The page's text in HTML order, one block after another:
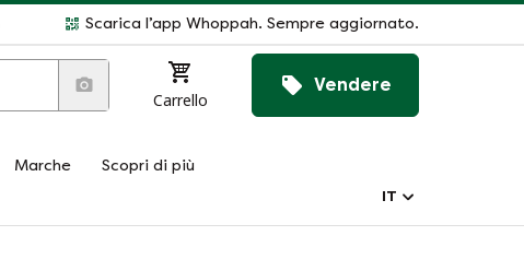
Scarica l’app Whoppah. Sempre aggiornato.
Carrello
Vendere
Marche
Scopri di più
IT